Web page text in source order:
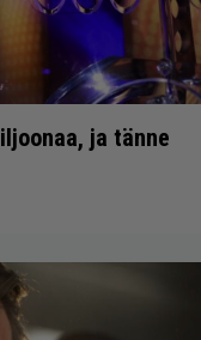
ja tänne